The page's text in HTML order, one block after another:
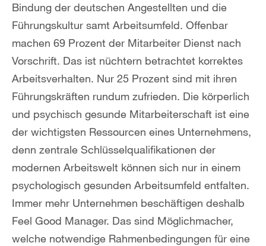
Bindung der deutschen Angestellten und die
Führungskultur samt Arbeitsumfeld. Offenbar
machen 69 Prozent der Mitarbeiter Dienst nach
Vorschrift. Das ist nüchtern betrachtet korrektes
Arbeitsverhalten. Nur 25 Prozent sind mit ihren
Führungskräften rundum zufrieden. Die körperlich
und psychisch gesunde Mitarbeiterschaft ist eine
der wichtigsten Ressourcen eines Unternehmens,
denn zentrale Schlüsselqualifikationen der
modernen Arbeitswelt können sich nur in einem
psychologisch gesunden Arbeitsumfeld entfalten.
Immer mehr Unternehmen beschäftigen deshalb
Feel Good Manager. Das sind Möglichmacher,
welche notwendige Rahmenbedingungen für eine